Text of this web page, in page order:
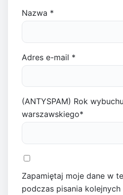
Nazwa *
Adres e-mail *
(ANTYSPAM) Rok
warszawskiego*
Zapamiętaj moje dane w
podczas pisania kolejnych